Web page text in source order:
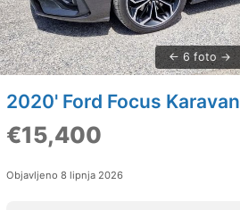
6 foto
2020' Ford Focus Karavan
€15,400
Objavljeno 8 lipnja 2026